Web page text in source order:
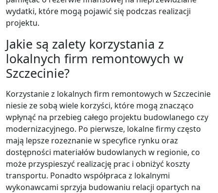
wydatki, które mogą pojawić się podczas realizacji
projektu.
Jakie są zalety korzystania z
lokalnych firm remontowych w
Szczecinie?
Korzystanie z lokalnych firm remontowych w Szczecinie
niesie ze sobą wiele korzyści, które mogą znacząco
wpłynąć na przebieg całego projektu budowlanego czy
modernizacyjnego. Po pierwsze, lokalne firmy często
mają lepsze rozeznanie w specyfice rynku oraz
dostępności materiałów budowlanych w regionie, co
może przyspieszyć realizację prac i obniżyć koszty
transportu. Ponadto współpraca z lokalnymi
wykonawcami sprzyja budowaniu relacji opartych na